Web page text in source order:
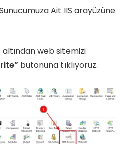
Ait IIS arayüzüne
altından web sitemizi
butonuna tıklıyoruz.